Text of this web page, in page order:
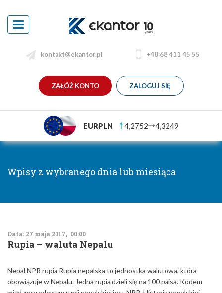
Toggle
navigation
kontakt@ekantor.pl +48 68 411 45 55
ZAŁÓŻ KONTO ZALOGUJ SIĘ
EURPLN 4,2752 4,3249
Wpisy z wybranego dnia lub miesiąca
Data: 27 maja 2017, 00:00
Rupia – waluta Nepalu
Nepal NPR rupia Rupia nepalska to jednostka walutowa, która
obowiązuje w Nepalu. Jedna rupia dzieli się na 100 paisa. Kodem